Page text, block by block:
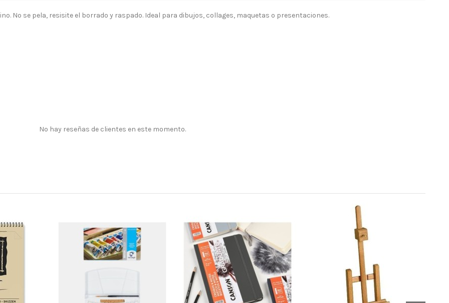
No se pela, resisite el borrado y raspado. Ideal para dibujos, collages, maquetas o presentaciones.
No hay reseñas de clientes en este momento.